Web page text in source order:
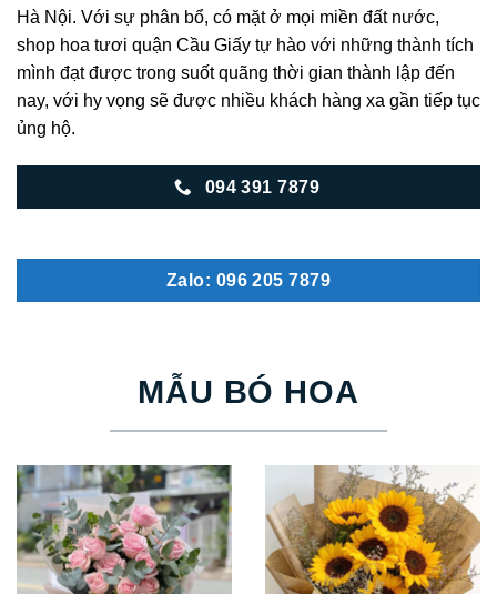
Hà Nội. Với sự phân bổ, có mặt ở mọi miền đất nước,
shop hoa tươi quận Cầu Giấy tự hào với những thành tích
mình đạt được trong suốt quãng thời gian thành lập đến
nay, với hy vọng sẽ được nhiều khách hàng xa gần tiếp tục
ủng hộ.
094 391 7879
Zalo: 096 205 7879
MẪU BÓ HOA